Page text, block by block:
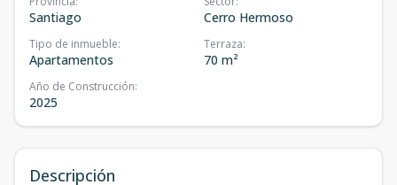
Santiago Cerro Hermoso
Tipo de inmueble:
Apartamentos
Terraza:
70 m²
Año de Construcción:
2025
Descripción